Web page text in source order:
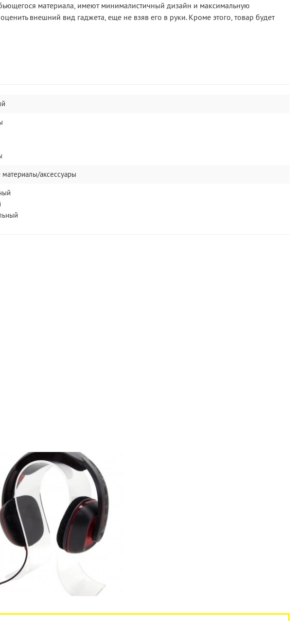
материала, имеют минималистичный дизайн и максимальную
внешний вид гаджета, еще не взяв его в руки. Кроме этого, товар будет
материалы/аксессуары